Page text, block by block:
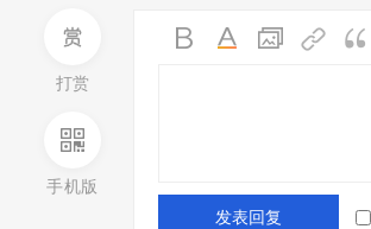
打赏
手机版
发表回复